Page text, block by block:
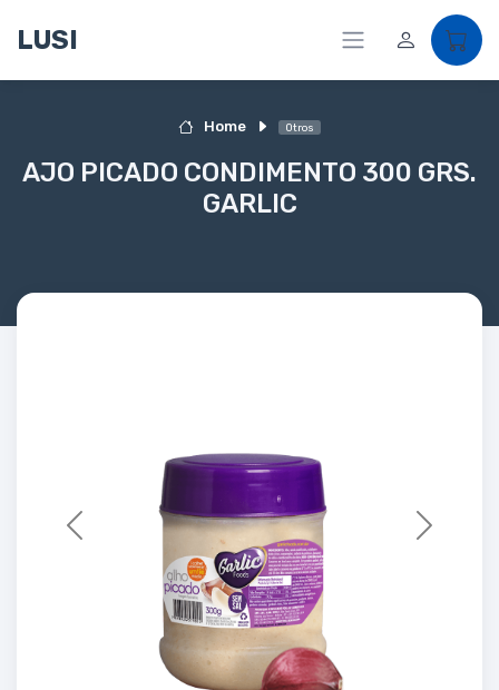
LUSI
Home Otros
AJO PICADO CONDIMENTO 300 GRS.
GARLIC
Previous Next